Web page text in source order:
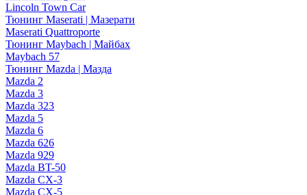
Lincoln Town Car
Тюнинг Maserati | Мазерати
Maserati Quattroporte
Тюнинг Maybach | Майбах
Maybach 57
Тюнинг Mazda | Мазда
Mazda 2
Mazda 3
Mazda 323
Mazda 5
Mazda 6
Mazda 626
Mazda 929
Mazda BT-50
Mazda CX-3
Mazda CX-5